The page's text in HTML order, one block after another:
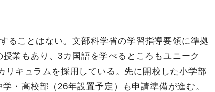
ることはない。文部科学省の学習指導要領に準拠
業もあり、3カ国語を学べるところもユニーク
リキュラムを採用している。先に開校した小学部
・高校部（26年設置予定）も申請準備が進む。